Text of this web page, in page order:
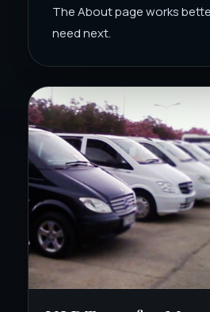
The About page works
need next.